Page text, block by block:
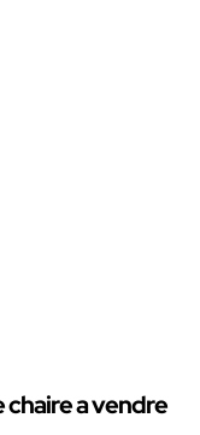
chaire a vendre